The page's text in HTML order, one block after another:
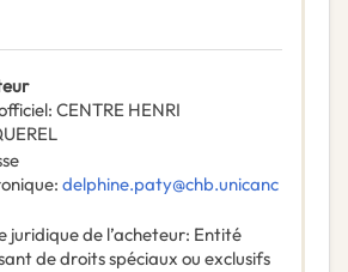
: CENTRE HENRI
: delphine.paty@chb.unicanc
juridique de l’acheteur: Entité
de droits spéciaux ou exclusifs